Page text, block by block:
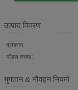
उत्पाद विवरण
प्रमाणन:
मॉडल संख्या:
भुगतान & नौवहन नियमों